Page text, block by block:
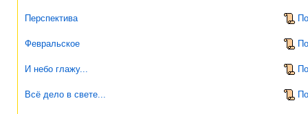
Перспектива
Февральское
И небо глажу...
Всё дело в свете...